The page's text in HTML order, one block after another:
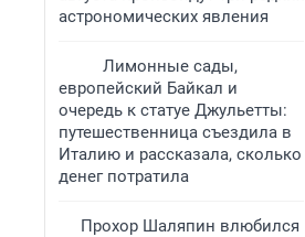
астрономических явления
Лимонные сады,
европейский Байкал и
очередь к статуе Джульетты:
путешественница съездила в
Италию и рассказала, сколько
денег потратила
Прохор Шаляпин влюбился